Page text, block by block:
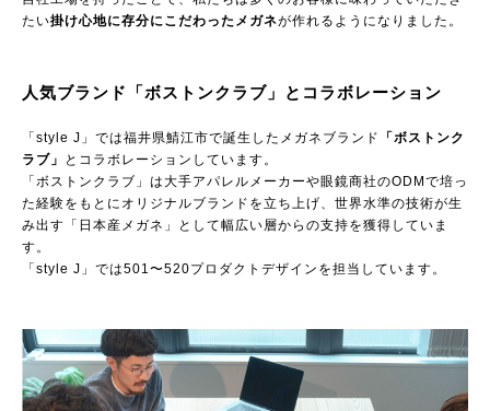
たい掛け心地に存分にこだわったメガネが作れるようになりました。
人気ブランド「ボストンクラブ」とコラボレーション
「style J」では福井県鯖江市で誕生したメガネブランド
「ボストンク
ラブ」
とコラボレーションしています。
「ボストンクラブ」は大手アパレルメーカーや眼鏡商社のODMで培っ
た経験をもとにオリジナルブランドを立ち上げ、世界水準の技術が生
み出す「日本産メガネ」として幅広い層からの支持を獲得していま
す。
「style J」では501〜520プロダクトデザインを担当しています。